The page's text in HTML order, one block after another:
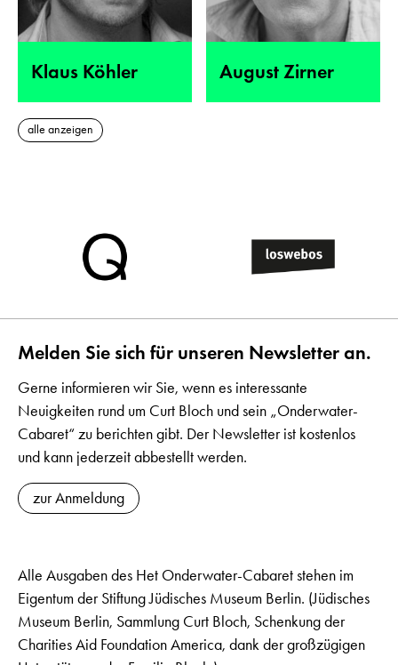
Klaus Köhler August Zirner
alle anzeigen
Melden Sie sich für unseren Newsletter an.
Gerne informieren wir Sie, wenn es interessante
Neuigkeiten rund um Curt Bloch und sein „Onderwater-
Cabaret“ zu berichten gibt. Der Newsletter ist kostenlos
und kann jederzeit abbestellt werden.
zur Anmeldung
Alle Ausgaben des Het Onderwater-Cabaret stehen im
Eigentum der Stiftung Jüdisches Museum Berlin. (Jüdisches
Museum Berlin, Sammlung Curt Bloch, Schenkung der
Charities Aid Foundation America, dank der großzügigen